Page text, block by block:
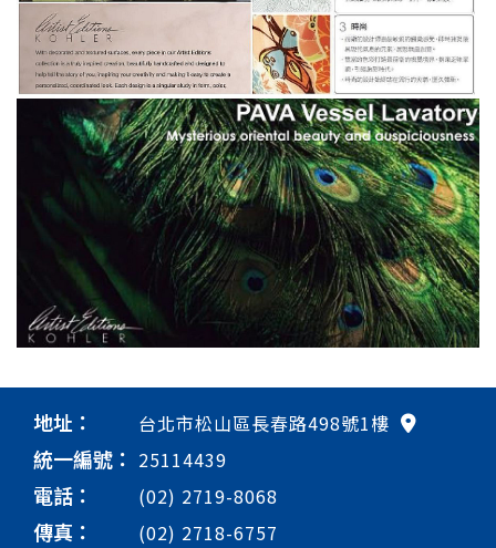
地址： 台北市松山區長春路498號1樓
統一編號： 25114439
電話： (02) 2719-8068
傳真： (02) 2718-6757